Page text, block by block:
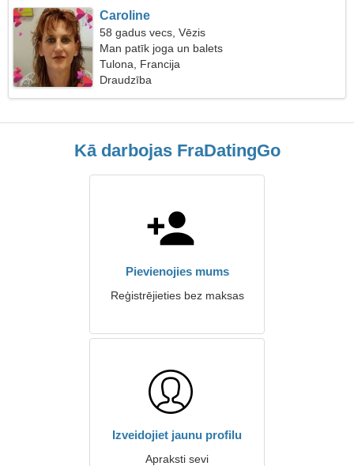
Caroline
58 gadus vecs, Vēzis
Man patīk joga un balets
Tulona, Francija
Draudzība
Kā darbojas FraDatingGo
Pievienojies mums
Reģistrējieties bez maksas
Izveidojiet jaunu profilu
Apraksti sevi